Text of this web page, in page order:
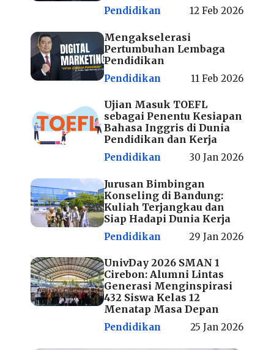
Pendidikan 12 Feb 2026
Mengakselerasi
Pertumbuhan Lembaga
Pendidikan
Pendidikan 11 Feb 2026
Ujian Masuk TOEFL
sebagai Penentu Kesiapan
Bahasa Inggris di Dunia
Pendidikan dan Kerja
Pendidikan 30 Jan 2026
Jurusan Bimbingan
Konseling di Bandung:
Kuliah Terjangkau dan
Siap Hadapi Dunia Kerja
Pendidikan 29 Jan 2026
UnivDay 2026 SMAN 1
Cirebon: Alumni Lintas
Generasi Menginspirasi
432 Siswa Kelas 12
Menatap Masa Depan
Pendidikan 25 Jan 2026